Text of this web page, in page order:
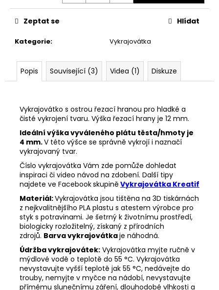
Kategorie: Vykrajovátka
Zeptat se Hlídat
Popis Související (3) Videa (1) Diskuze
Vykrajovátko s ostrou řezací hranou pro hladké a
čisté vykrojení tvaru. Výška řezací hrany je 12 mm.
Ideální výška vyváleného plátu těsta/hmoty je
4 mm.V této výšce se správně vykrojí i naznačí
vykrajovaný tvar.
Číslo vykrajovátka Vám zde pomůže dohledat
inspiraci či video návod na zdobení. Další tipy
najdete ve Facebookskupině Vykrajovátka Kreatif
Materiál:Vykrajovátka jsou tištěna na 3D tiskárnách
z nejkvalitnějšího PLA plastu s atestem výrobce pro
styk s potravinami. Je šetrný k životnímu prostředí,
biologicky rozložitelný, získaný z přírodních
zdrojů. Barva vykrajovátkaje náhodná.
Údržba vykrajovátek: Vykrajovátka myjte ručně v
mýdlové vodě o teplotě do 55 °C. Vykrajovátka
nevystavujte vyšší teplotě jak 55 °C, nedávejte do
trouby, nemyjte v myčce na nádobí, nevystavujte
přímému slunečnímu záření, dlouhodobé vlhkosti a
j
e
e
VYKRAJOVÁTKA
ŠKOLA
#860
Kč